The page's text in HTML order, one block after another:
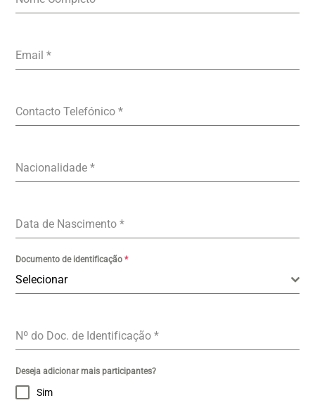
Email*
Contacto Telefónico*
Nacionalidade*
Data de Nascimento*
Documento de identificação*
Selecionar
Nº do Doc. de Identificação*
Deseja adicionar mais participantes?
Sim